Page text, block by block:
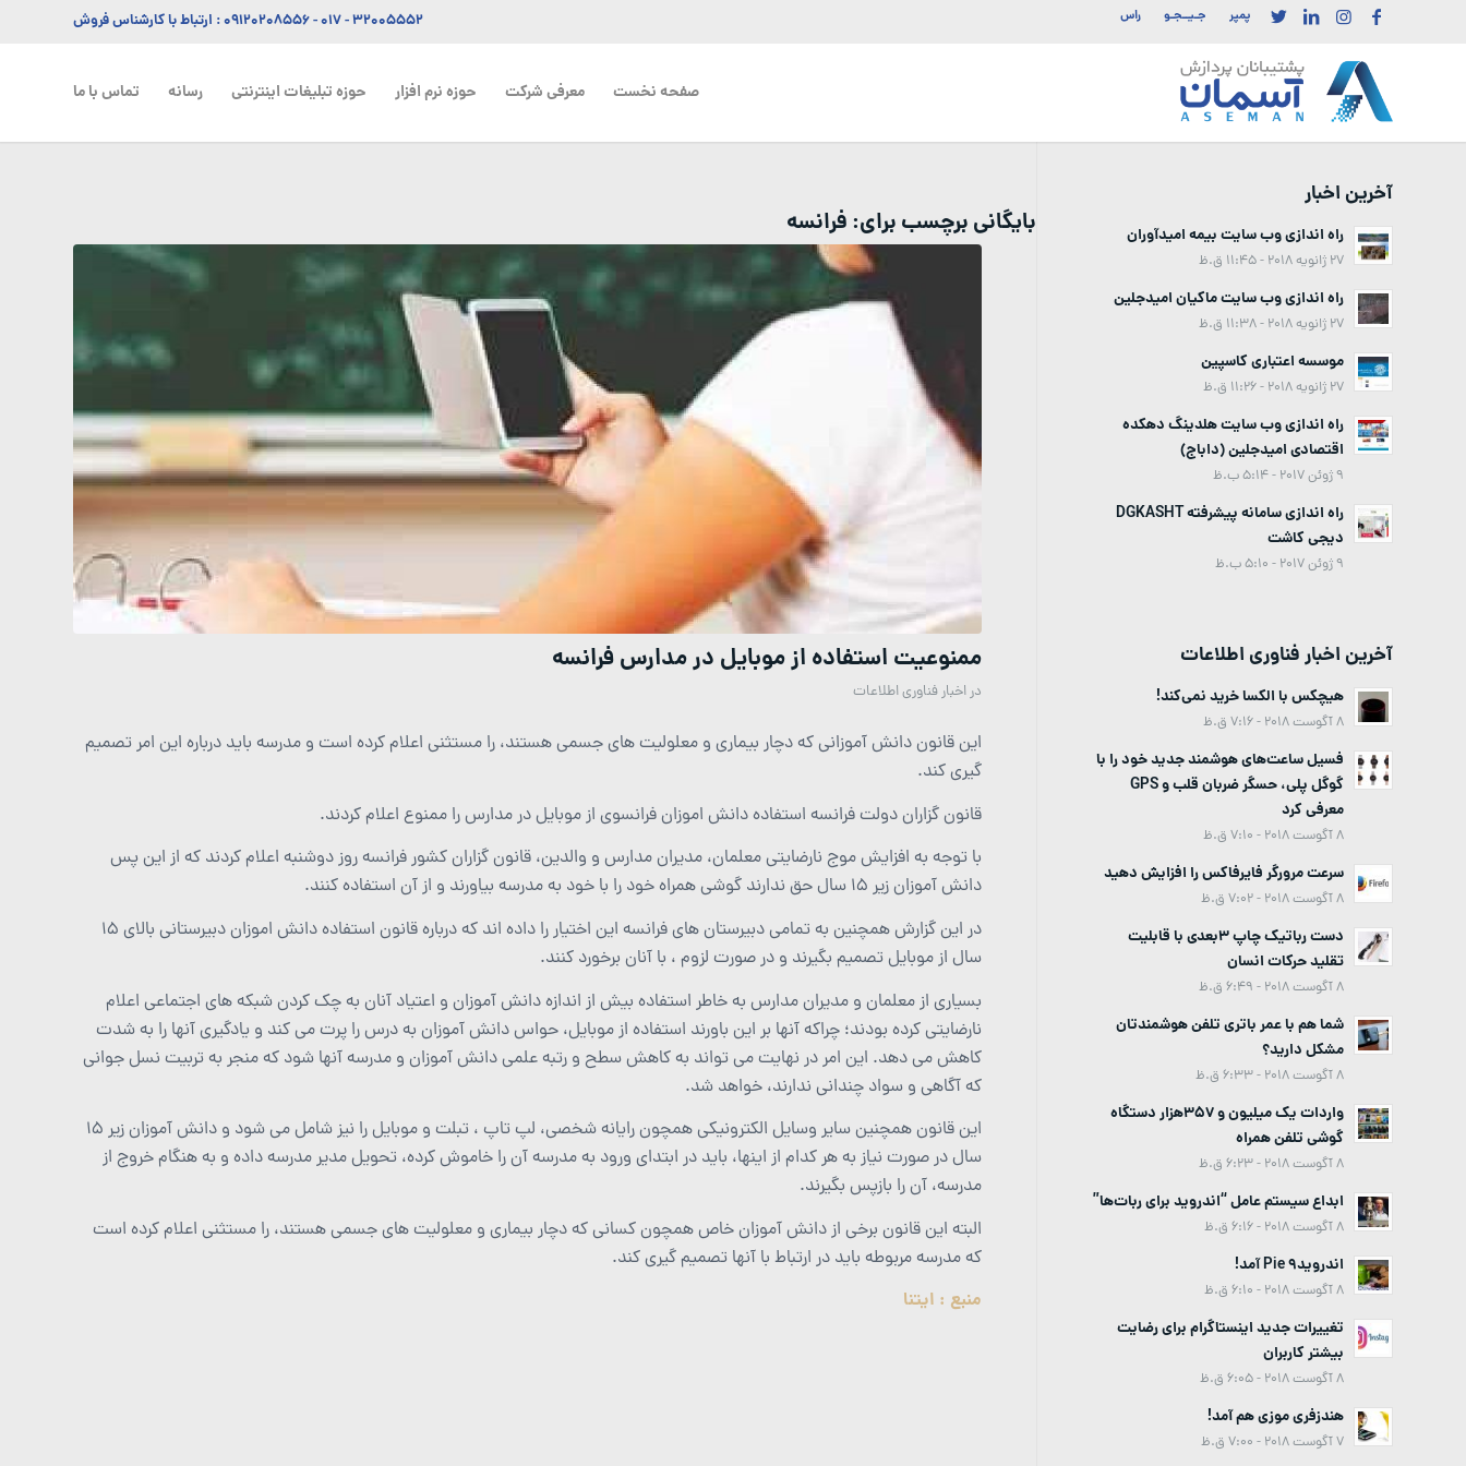
پمپر جـیــجـو راس ۳۲۰۰۵۵۵۲ - ۰۱۷ -۰۹۱۲۰۲۰۸۵۵۶: ارتباط با کارشناس فروش
صفحه نخست معرفی شرکت حوزه نرم افزار حوزه تبلیغات اینترنتی رسانه تماس با ما
بایگانی برچسب برای:فرانسه
ممنوعیت استفاده از موبایل در مدارس فرانسه
در اخبار فناوری اطلاعات
این قانون دانش آموزانی که دچار بیماری و معلولیت های جسمی هستند، را مستثنی اعلام کرده است و مدرسه باید درباره این امر تصمیم
گیری کند.
قانون گزاران دولت فرانسه استفاده دانش اموزان فرانسوی از موبایل در مدارس را ممنوع اعلام کردند.
با توجه به افزایش موج نارضایتی معلمان، مدیران مدارس و والدین، قانون گزاران کشور فرانسه روز دوشنبه اعلام کردند که از این پس
دانش آموزان زیر ۱۵ سال حق ندارند گوشی همراه خود را با خود به مدرسه بیاورند و از آن استفاده کنند.
در این گزارش همچنین به تمامی دبیرستان های فرانسه این اختیار را داده اند که درباره قانون استفاده دانش اموزان دبیرستانی بالای ۱۵
سال از موبایل تصمیم بگیرند و در صورت لزوم ، با آنان برخورد کنند.
بسیاری از معلمان و مدیران مدارس به خاطر استفاده بیش از اندازه دانش آموزان و اعتیاد آنان به چک کردن شبکه های اجتماعی اعلام
نارضایتی کرده بودند؛ چراکه آنها بر این باورند استفاده از موبایل، حواس دانش آموزان به درس را پرت می کند و یادگیری آنها را به شدت
کاهش می دهد. این امر در نهایت می تواند به کاهش سطح و رتبه علمی دانش آموزان و مدرسه آنها شود که منجر به تربیت نسل جوانی
که آگاهی و سواد چندانی ندارند، خواهد شد.
این قانون همچنین سایر وسایل الکترونیکی همچون رایانه شخصی، لپ تاپ ، تبلت و موبایل را نیز شامل می شود و دانش آموزان زیر ۱۵
سال در صورت نیاز به هر کدام از اینها، باید در ابتدای ورود به مدرسه آن را خاموش کرده، تحویل مدیر مدرسه داده و به هنگام خروج از
مدرسه، آن را بازپس بگیرند.
البته این قانون برخی از دانش آموزان خاص همچون کسانی که دچار بیماری و معلولیت های جسمی هستند، را مستثنی اعلام کرده است
که مدرسه مربوطه باید در ارتباط با آنها تصمیم گیری کند.
منبع : ایتنا
آخرین اخبار
راه اندازی وب سایت بیمه امیدآوران
27 ژانویه 2018 - 11:45 ق.ظ
راه اندازی وب سایت ماکیان امیدجلین
27 ژانویه 2018 - 11:38 ق.ظ
موسسه اعتباری کاسپین
27 ژانویه 2018 - 11:26 ق.ظ
راه اندازی وب سایت هلدینگ دهکده
اقتصادی امیدجلین (داباج)
9 ژوئن 2017 - 5:14 ب.ظ
راه اندازی سامانه پیشرفته DGKASHT
دیجی کاشت
9 ژوئن 2017 - 5:10 ب.ظ
آخرین اخبار فناوری اطلاعات
هیچکس با الکسا خرید نمی‌کند!
8 آگوست 2018 - 7:16 ق.ظ
فسیل ساعت‌های هوشمند جدید خود را با
گوگل پلی، حسگر ضربان قلب و GPS
معرفی کرد
8 آگوست 2018 - 7:10 ق.ظ
سرعت مرورگر فایرفاکس را افزایش دهید
8 آگوست 2018 - 7:02 ق.ظ
دست رباتیک چاپ 3بعدی با قابلیت
تقلید حرکات انسان
8 آگوست 2018 - 6:49 ق.ظ
شما هم با عمر باتری تلفن هوشمندتان
مشکل دارید؟
8 آگوست 2018 - 6:33 ق.ظ
واردات یک میلیون و 357هزار دستگاه
گوشی تلفن همراه
8 آگوست 2018 - 6:23 ق.ظ
ابداع سیستم عامل “اندروید برای ربات‌ها”
8 آگوست 2018 - 6:16 ق.ظ
اندروید9 Pie آمد!
8 آگوست 2018 - 6:10 ق.ظ
تغییرات جدید اینستاگرام برای رضایت
بیشتر کاربران
8 آگوست 2018 - 6:05 ق.ظ
هندزفری موزی هم آمد!
7 آگوست 2018 - 7:00 ق.ظ